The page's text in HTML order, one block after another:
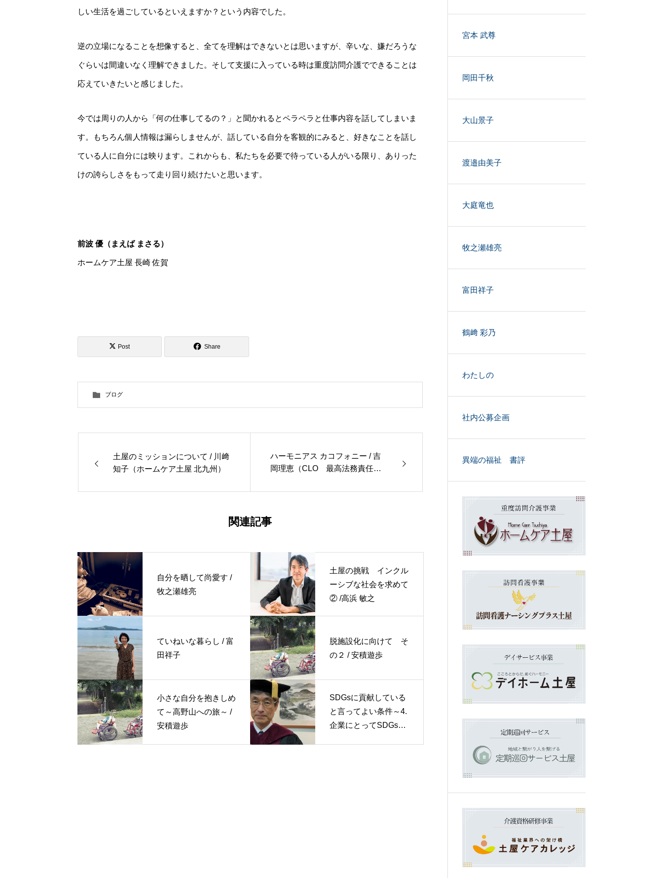
しい生活を過ごしているといえますか？という内容でした。
逆の立場になることを想像すると、全てを理解はできないとは思いますが、辛いな、嫌だろうな
ぐらいは間違いなく理解できました。そして支援に入っている時は重度訪問介護でできることは
応えていきたいと感じました。
今では周りの人から「何の仕事してるの？」と聞かれるとペラペラと仕事内容を話してしまいま
す。もちろん個人情報は漏らしませんが、話している自分を客観的にみると、好きなことを話し
ている人に自分には映ります。これからも、私たちを必要で待っている人がいる限り、ありった
けの誇らしさをもって走り回り続けたいと思います。
前波 優（まえば まさる）
ホームケア土屋 長崎 佐賀
Post Share
ブログ
土屋のミッションについて / 川﨑
知子（ホームケア土屋 北九州）
ハーモニアス カコフォニー / 吉
岡理恵（CLO 最高法務責任
関連記事
自分を晒して尚愛す /
牧之瀬雄亮
土屋の挑戦 インクル
ーシブな社会を求めて
② /高浜 敏之
ていねいな暮らし / 富
田祥子
脱施設化に向けて そ
の２ / 安積遊歩
小さな自分を抱きしめ
て～高野山への旅～ /
安積遊歩
SDGsに貢献している
と言ってよい条件～4.
企業にとってSDGsの
宮本 武尊
岡田千秋
大山景子
渡邉由美子
大庭竜也
牧之瀬雄亮
富田祥子
鶴﨑 彩乃
わたしの
社内公募企画
異端の福祉 書評